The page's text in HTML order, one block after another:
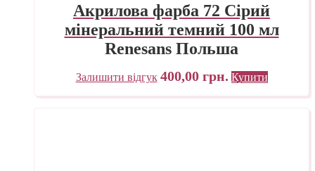
Акрилова фарба 72 Сірий
мінеральний темний 100 мл
Renesans Польша
Залишити відгук 400,00 грн. Купити